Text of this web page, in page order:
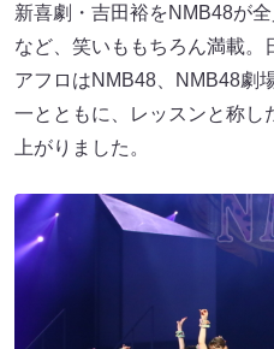
新喜劇・吉田裕をNMB48が
など、笑いももちろん満載
アフロはNMB48、NMB48劇
一とともに、レッスンと称し
上がりました。